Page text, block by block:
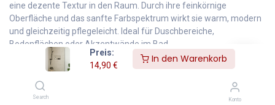
Preis:
14,90 €
In den Warenkorb
Search Konto
eine dezente Textur in den Raum. Durch ihre feinkörnige
Oberfläche und das sanfte Farbspektrum wirkt sie warm, modern
und gleichzeitig pflegeleicht. Ideal für Duschbereiche,
Bodenflächen oder Akzentwände im Bad.
14,90€